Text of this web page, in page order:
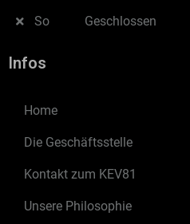
So
Geschlossen
Infos
Home
Die Geschäftsstelle
Kontakt zum KEV81
Unsere Philosophie